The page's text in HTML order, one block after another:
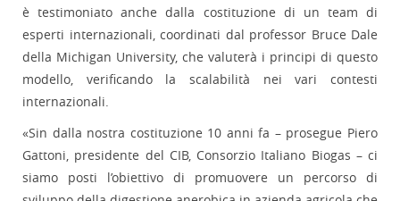
è testimoniato anche dalla costituzione di un team di
esperti internazionali, coordinati dal professor Bruce Dale
della Michigan University, che valuterà i principi di questo
modello, verificando la scalabilità nei vari contesti
internazionali.
«Sin dalla nostra costituzione 10 anni fa – prosegue Piero
Gattoni, presidente del CIB, Consorzio Italiano Biogas – ci
siamo posti l’obiettivo di promuovere un percorso di